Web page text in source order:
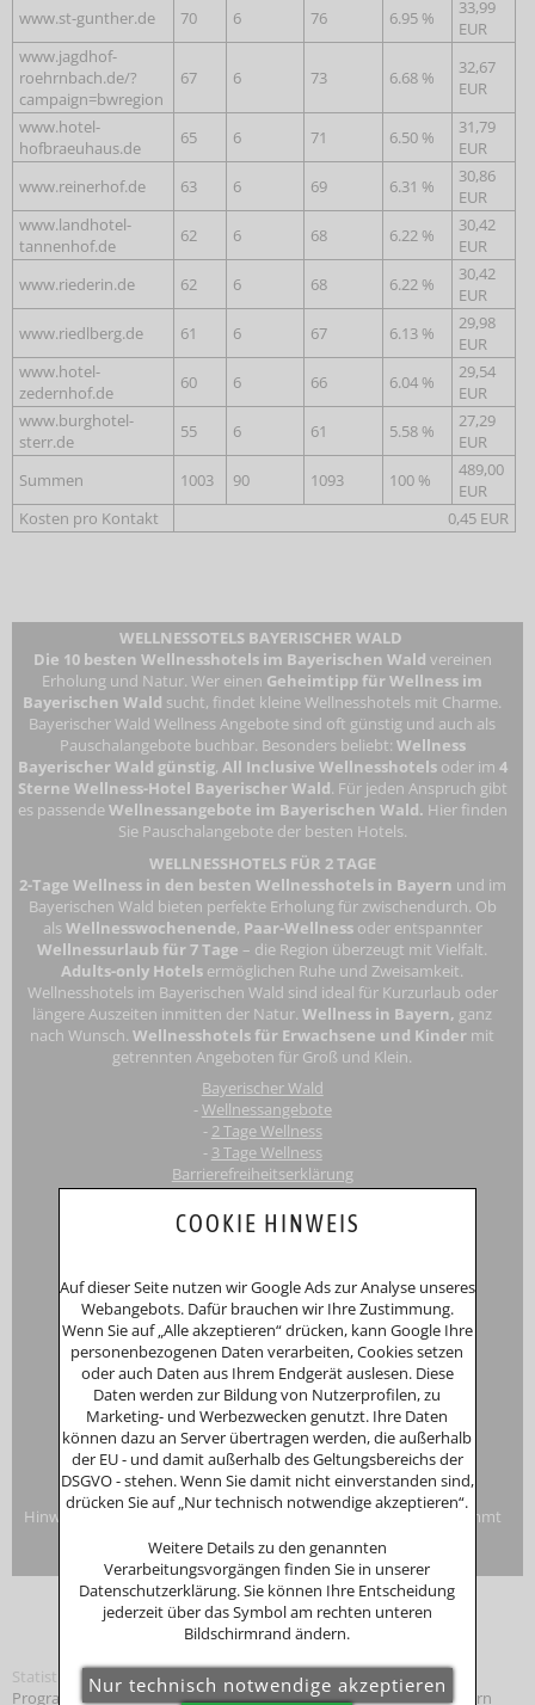
www.st-gunther.de
70 6 76 6.95 %
33,99
EUR
www.jagdhof-
roehrnbach.de/?
campaign=bwregion
67 6 73 6.68 %
32,67
EUR
www.hotel-
hofbraeuhaus.de
65 6 71 6.50 %
31,79
EUR
www.reinerhof.de
63 6 69 6.31 %
30,86
EUR
www.landhotel-
tannenhof.de
62 6 68 6.22 %
30,42
EUR
www.riederin.de
62 6 68 6.22 %
30,42
EUR
www.riedlberg.de
61 6 67 6.13 %
29,98
EUR
www.hotel-
zedernhof.de
60 6 66 6.04 %
29,54
EUR
www.burghotel-
sterr.de
55 6 61 5.58 %
27,29
EUR
Summen
1003 90 1093 100 %
489,00
EUR
Kosten pro Kontakt
0,45 EUR
WELLNESSOTELS BAYERISCHER WALD
Die 10 besten Wellnesshotels im Bayerischen Wald vereinen
Erholung und Natur. Wer einen Geheimtipp für Wellness im
Bayerischen Wald sucht, findet kleine Wellnesshotels mit Charme.
Bayerischer Wald Wellness Angebote sind oft günstig und auch als
Pauschalangebote buchbar. Besonders beliebt: Wellness
Bayerischer Wald günstig, All Inclusive Wellnesshotels oder im 4
Sterne Wellness-Hotel Bayerischer Wald. Für jeden Anspruch gibt
es passendeWellnessangebote im Bayerischen Wald. Hier finden
Sie Pauschalangebote der besten Hotels.
WELLNESSHOTELS FÜR 2 TAGE
2-Tage Wellness in den besten Wellnesshotels in Bayern und im
Bayerischen Wald bieten perfekte Erholung für zwischendurch. Ob
als Wellnesswochenende, Paar-Wellness oder entspannter
Wellnessurlaub für 7 Tage – die Region überzeugt mit Vielfalt.
Adults-only Hotels ermöglichen Ruhe und Zweisamkeit.
Wellnesshotels im Bayerischen Wald sind ideal für Kurzurlaub oder
längere Auszeiten inmitten der Natur.Wellness in Bayern, ganz
nach Wunsch.Wellnesshotels für Erwachsene und Kinder mit
getrennten Angeboten für Groß und Klein.
Bayerischer Wald
-Wellnessangebote
- 2 Tage Wellness
- 3 Tage Wellness
Barrierefreiheitserklärung
Registergericht: Amtsgericht Passau
InhaberinAnna Putz
Niederperlesreut 52
94157 Perlesreut
Tel. 0049 (0)8555/691
Fax: 0049 (0)8555/8856
Internet:www.putzwerbung.de
eMail:info@putzwerbung.de
USt-ID: DE 358297667
St.Nr.: 157/259/80938
Impressum & Datenschutz
Hinweise zur Verbraucherstreitbeilegung: Das Unternehmen nimmt
nicht an Streitbeilegungsverfahren vor einer
Verbraucherschlichtungsstelle teil.
Statistik
Programmierung: © Tourismus MarketingBayerischer Wald, Bayern
COOKIE HINWEIS
Auf dieser Seite nutzen wir Google Ads zur Analyse unseres
Webangebots. Dafür brauchen wir Ihre Zustimmung.
Wenn Sie auf „Alle akzeptieren“ drücken, kann Google Ihre
personenbezogenen Daten verarbeiten, Cookies setzen
oder auch Daten aus Ihrem Endgerät auslesen. Diese
Daten werden zur Bildung von Nutzerprofilen, zu
Marketing- und Werbezwecken genutzt. Ihre Daten
können dazu an Server übertragen werden, die außerhalb
der EU - und damit außerhalb des Geltungsbereichs der
DSGVO - stehen. Wenn Sie damit nicht einverstanden sind,
drücken Sie auf „Nur technisch notwendige akzeptieren“.
Weitere Details zu den genannten
Verarbeitungsvorgängen finden Sie in unserer
Datenschutzerklärung. Sie können Ihre Entscheidung
jederzeit über das Symbol am rechten unteren
Bildschirmrand ändern.